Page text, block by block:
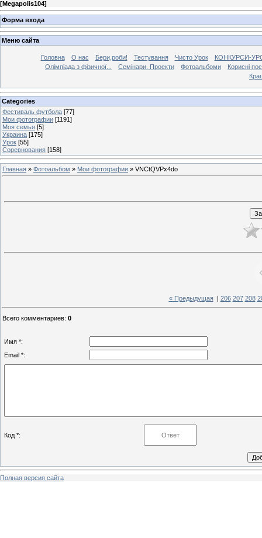
[Megapolis104]
Форма входа
Меню сайта
Головна О нас Бери,роби! Тестування Чисто Урок
КОНКУРСИ-
Олімпіада з фізичної...
Семінари. Проекти Фотоальбоми
Корисні
Categories
Фестиваль футбола [77]
Мои фотографии [1191]
Моя семья [5]
Украина [175]
Урок [55]
Соревнования [158]
Главная » Фотоальбом » Мои фотографии » VNCtQVPx4do
« Предыдущая| 206 207 208
Всего комментариев: 0
Имя *:
Email *:
Код *:
Полная версия сайта